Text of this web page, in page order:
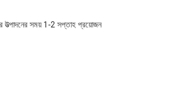
উত্পাদনের সময় 1-2 সপ্তাহ প্রয়োজন